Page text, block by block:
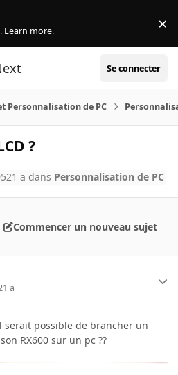
Learn more. ×
Se connecter
Personnalisation de PC
?
21 a dans Personnalisation de PC
Commencer un nouveau sujet
a
serait possible de brancher un
RX600 sur un pc ??